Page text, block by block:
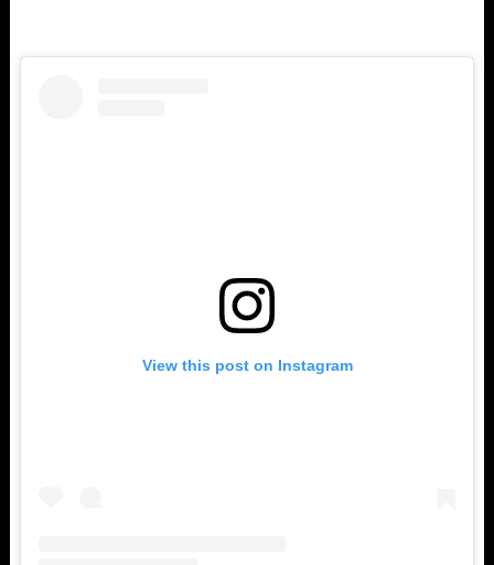
View this post on Instagram